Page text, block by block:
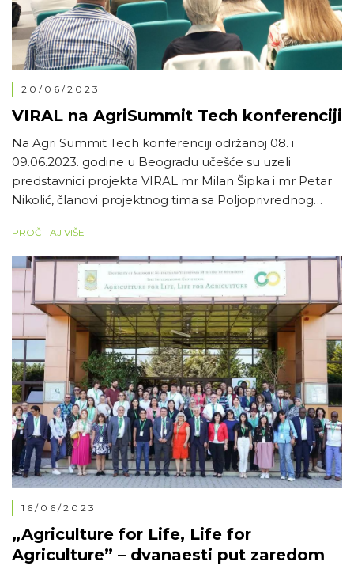
20/06/2023
VIRAL na AgriSummit Tech konferenciji
Na Agri Summit Tech konferenciji održanoj 08. i
09.06.2023. godine u Beogradu učešće su uzeli
predstavnici projekta VIRAL mr Milan Šipka i mr Petar
Nikolić, članovi projektnog tima sa Poljoprivrednog
Razvoj digitalizacije poljoprivredne industrije: uloga
nauke, istraživanja i projekata, dok je kolega Nikolić
predstavio aktivnosti […]
PROČITAJ VIŠE
16/06/2023
„Agriculture for Life, Life for
Agriculture” – dvanaesti put zaredom